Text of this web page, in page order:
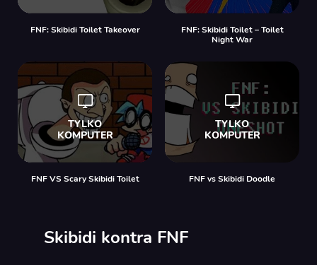
FNF: Skibidi Toilet Takeover
FNF: Skibidi Toilet – Toilet
Night War
FNF VS Scary Skibidi Toilet FNF vs Skibidi Doodle
Skibidi kontra FNF